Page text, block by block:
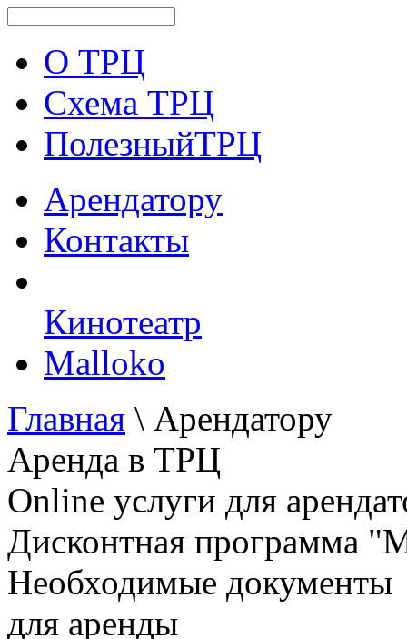
О ТРЦ
Схема ТРЦ
ПолезныйТРЦ
Арендатору
Контакты
Кинотеатр
Malloko
Главная \ Арендатору
Аренда в ТРЦ
Online услуги для
Дисконтная программа
Необходимые документы
для аренды